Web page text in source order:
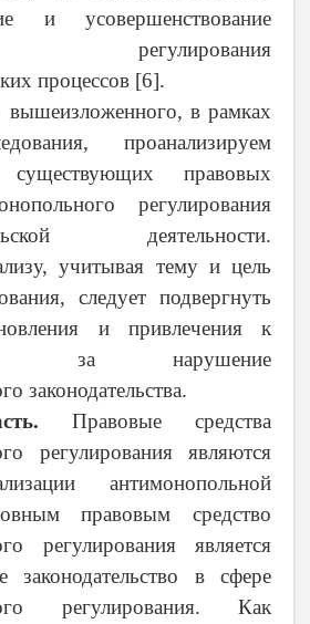
и усовершенствование
регулирования
процессов [6].
вышеизложенного, в рамках
проанализируем
существующих правовых
регулирования
деятельности.
учитывая тему и цель
следует подвергнуть
и привлечения к
за нарушение
законодательства.
Правовые средства
регулирования являются
антимонопольной
правовым средство
регулирования является
законодательство в сфере
регулирования. Как